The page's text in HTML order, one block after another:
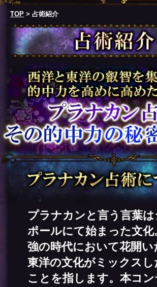
TOP > 占術紹介
プラナカンと言う言葉
ポールにて始まった文化
強の時代において花開い
東洋の文化がミックスし
ことを指します。本コ